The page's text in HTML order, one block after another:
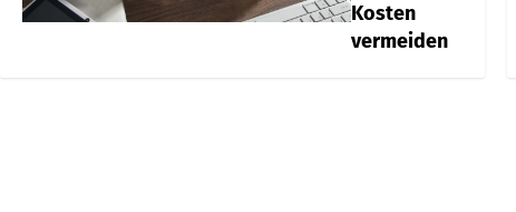
Kosten
vermeiden